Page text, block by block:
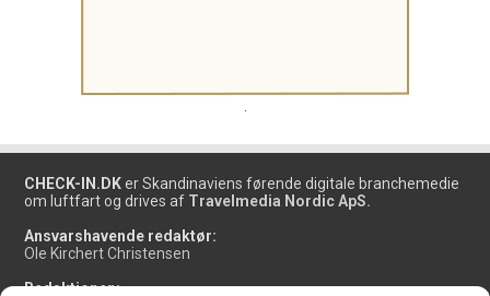
CHECK-IN.DK er Skandinaviens førende digitale branchemedie
om luftfart og drives af Travelmedia Nordic ApS.
Ansvarshavende redaktør:
Ole Kirchert Christensen
Redaktionen: